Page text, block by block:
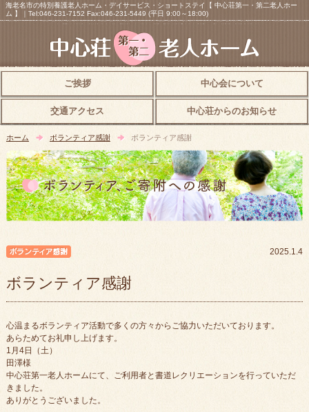
海老名市の特別養護老人ホーム・デイサービス・ショートステイ【 中心荘第一・第二老人ホー
ム 】｜Tel:046-231-7152 Fax:046-231-5449 (平日 9:00～18:00)
ご挨拶 中心会について
交通アクセス 中心荘からのお知らせ
ホーム ボランティア感謝 ボランティア感謝
2025.1.4
ボランティア感謝
心温まるボランティア活動で多くの方々からご協力いただいております。
あらためてお礼申し上げます。
1月4日（土）
田澤様
中心荘第一老人ホームにて、ご利用者と書道レクリエーションを行っていただ
きました。
ありがとうございました。